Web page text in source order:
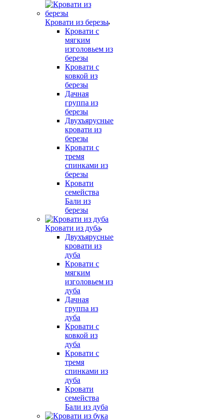
Кровати из березы
Кровати с
мягким
изголовьем из
березы
Кровати с
ковкой из
березы
Дачная
группа из
березы
Двухъярусные
кровати из
березы
Кровати с
тремя
спинками из
березы
Кровати
семейства
Бали из
березы
Кровати из дуба
Двухъярусные
кровати из
дуба
Кровати с
мягким
изголовьем из
дуба
Дачная
группа из
дуба
Кровати с
ковкой из
дуба
Кровати с
тремя
спинками из
дуба
Кровати
семейства
Бали из дуба